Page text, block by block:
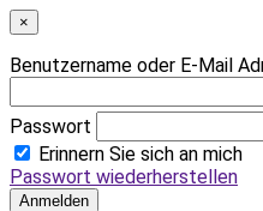
×
Benutzername oder E-Mail
Passwort
Erinnern Sie sich an mich
Passwort wiederherstellen
Anmelden